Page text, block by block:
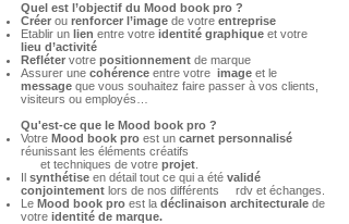
Quel est l’objectif du Mood book pro ?
Créer ou renforcer l’image de votre entreprise
Etablir un lien entre votre identité graphique et votre
lieu d’activité
Refléter votre positionnement de marque
Assurer une cohérence entre votre image et le
message que vous souhaitez faire passer à vos clients,
visiteurs ou employés…
Qu'est-ce que le Mood book pro ?
Votre Mood book pro est un carnet personnalisé
réunissant les éléments créatifs
et techniques de votre projet
Il synthétise en détail tout ce qui a été validé
conjointement lors de nos différents rdv et échanges.
Le Mood book pro est la déclinaison architecturale de
votre identité de marque.